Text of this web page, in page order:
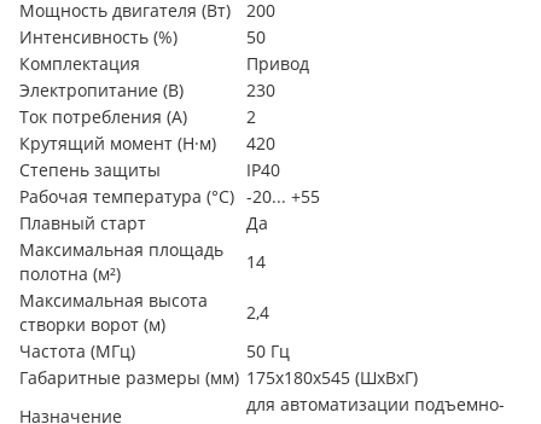
Мощность двигателя (Вт)
200
Интенсивность (%)
50
Комплектация
Привод
Электропитание (В)
230
Ток потребления (A)
2
Крутящий момент (Н·м)
420
Степень защиты
IP40
Рабочая температура (°C) -20... +55
Плавный старт
Да
Максимальная площадь
полотна (м²)
14
Максимальная высота
створки ворот (м)
2,4
Частота (МГц)
50 Гц
Габаритные размеры (мм) 175х180х545 (ШхВхГ)
Назначение
для автоматизации подъемно-